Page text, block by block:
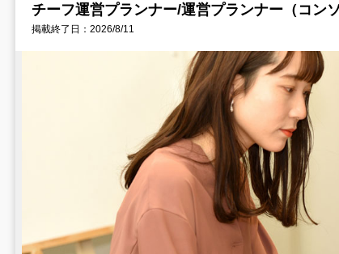
チーフ運営プランナー/運営プランナー（コン
掲載終了日：2026/8/11